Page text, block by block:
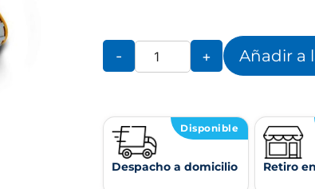
- + Añadir a
Disponible
Despacho a domicilio Retiro